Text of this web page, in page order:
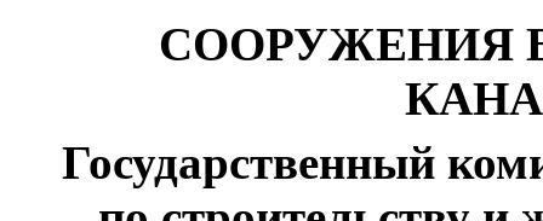
СООРУЖЕНИЯ
Государственный